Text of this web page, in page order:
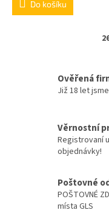
Do košíku
Ověřená
Již 18 let
Věrnostní
Registrovaní
objednávky!
Poštovné
POŠTOVNÉ
místa GLS